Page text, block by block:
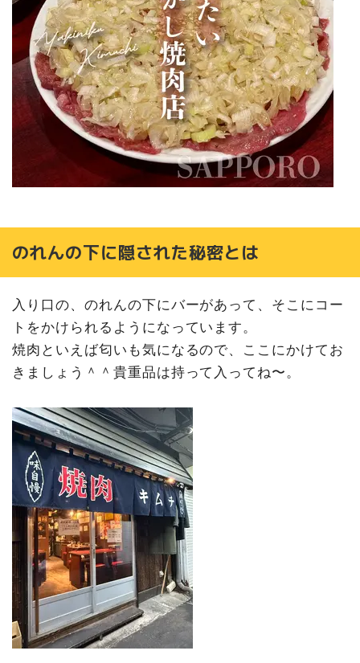
のれんの下に隠された秘密とは
入り口の、のれんの下にバーがあって、そこにコー
トをかけられるようになっています。
焼肉といえば匂いも気になるので、ここにかけてお
きましょう＾＾貴重品は持って入ってね〜。